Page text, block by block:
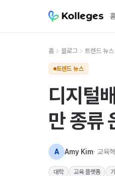
홈 블로그 트렌드 뉴스
트렌드 뉴스
디지털
만 종류
A Amy Kim· 교육
대학 교육 플랫폼